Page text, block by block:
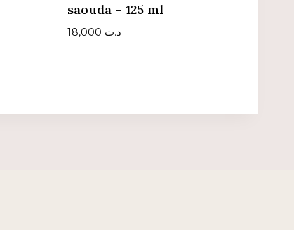
saouda – 125 ml
د.ت